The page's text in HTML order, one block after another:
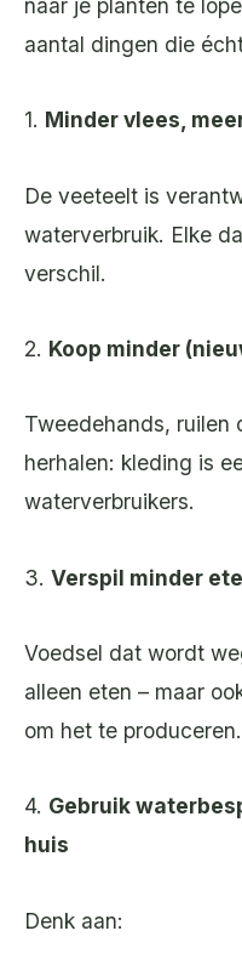
naar je planten te
aantal dingen die
1. Minder vlees,
De veeteelt is
waterverbruik. Elke
verschil.
2. Koop minder
Tweedehands, ruilen
herhalen: kleding is
waterverbruikers.
3. Verspil minder
Voedsel dat wordt
alleen eten – maar
om het te produceren.
4. Gebruik
huis
Denk aan: